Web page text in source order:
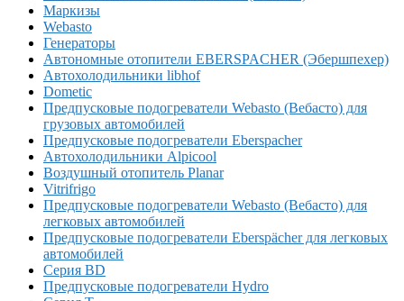
Маркизы
Webasto
Генераторы
Автономные отопители EBERSPACHER (Эбершпехер)
Автохолодильники libhof
Dometic
Предпусковые подогреватели Webasto (Вебасто) для
грузовых автомобилей
Предпусковые подогреватели Eberspacher
Автохолодильники Alpicool
Воздушный отопитель Planar
Vitrifrigo
Предпусковые подогреватели Webasto (Вебасто) для
легковых автомобилей
Предпусковые подогреватели Eberspächer для легковых
автомобилей
Серия BD
Предпусковые подогреватели Hydro